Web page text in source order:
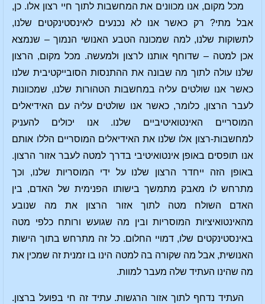
מכל מקום, אנו מכוונים את המחשבות לתוך חיי רצון אלו. כן,
אבל מתי? רק כאשר אנו לא נכנעים לאינסטינקטים שלנו,
לתשוקות שלנו, למה שמכונה הטבע האנושי הנמוך – שנמצא
אכן למטה – שדוחף אותנו לרצון ולמעשה. מכל מקום, הרצון
שלנו עולה לתוך מה שבונה את ההתנסות הסובייקטיבית שלנו
כאשר אנו שולטים עליה במחשבות הטהורות שלנו, שמכוונות
לעבר הרצון, כלומר, כאשר אנו שולטים עליה עם האידיאלים
המוסריים האינטואיטיביים שלנו. אנו יכולים להעניק
למחשבות-רצון אלו שלנו את האידיאלים המוסריים הללו אותם
אנו תופסים באופן אינטואיטיבי בדרך למטה לעבר אזור הרצון.
באופן הזה ייחדר הרצון שלנו על ידי המוסריות שלנו, וכך
מתרחש לו מאבק מתמשך בישותו הפנימית של האדם, בין
האדם השולח מטה לתוך אזור הרצון את מה שנובע
מהאינטואיציות המוסריות ובין מה שגועש ורותח כלפי מטה
באינסטינקטים שלו, דמויי החלום. כל זה מתרחש בתוך הישות
האנושית, אבל מה שקורה בה למטה הינו בו זמנית זה שמכין את
מה שהינו העתיד שלה מעבר למוות.
העתיד נדחף לתוך אזור הרגשות. עתיד זה חי בפועל ברצון.